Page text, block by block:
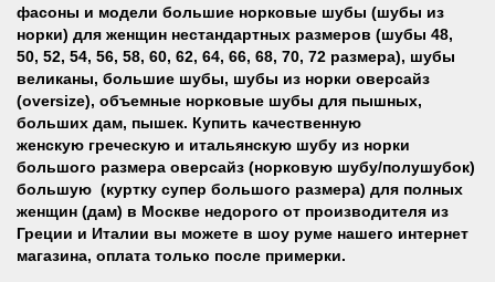
фасоны и модели большие норковые шубы (шубы из
норки) для женщин нестандартных размеров (шубы 48,
50, 52, 54, 56, 58, 60, 62, 64, 66, 68, 70, 72 размера), шубы
великаны, большие шубы, шубы из норки оверсайз
(oversize), объемные норковые шубы для пышных,
больших дам, пышек. Купить качественную
женскую греческую и итальянскую шубу из норки
большого размера оверсайз (норковую шубу/полушубок)
большую (куртку супер большого размера) для полных
женщин (дам) в Москве недорого от производителя из
Греции и Италии вы можете в шоу руме нашего интернет
магазина, оплата только после примерки.